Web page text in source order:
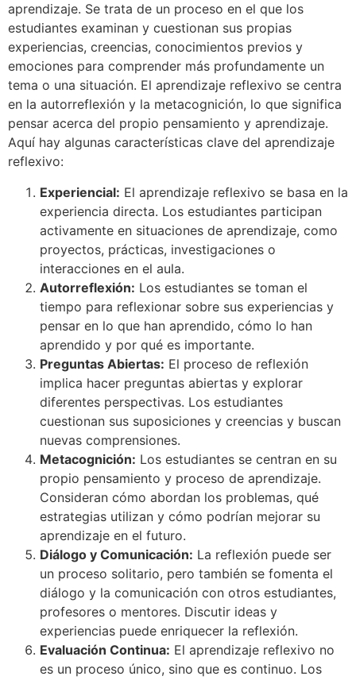
aprendizaje. Se trata de un proceso en el que los
estudiantes examinan y cuestionan sus propias
experiencias, creencias, conocimientos previos y
emociones para comprender más profundamente un
tema o una situación. El aprendizaje reflexivo se centra
en la autorreflexión y la metacognición, lo que significa
pensar acerca del propio pensamiento y aprendizaje.
Aquí hay algunas características clave del aprendizaje
reflexivo:
Experiencial: El aprendizaje reflexivo se basa en la
experiencia directa. Los estudiantes participan
activamente en situaciones de aprendizaje, como
proyectos, prácticas, investigaciones o
interacciones en el aula.
Autorreflexión: Los estudiantes se toman el
tiempo para reflexionar sobre sus experiencias y
pensar en lo que han aprendido, cómo lo han
aprendido y por qué es importante.
Preguntas Abiertas: El proceso de reflexión
implica hacer preguntas abiertas y explorar
diferentes perspectivas. Los estudiantes
cuestionan sus suposiciones y creencias y buscan
nuevas comprensiones.
Metacognición: Los estudiantes se centran en su
propio pensamiento y proceso de aprendizaje.
Consideran cómo abordan los problemas, qué
estrategias utilizan y cómo podrían mejorar su
aprendizaje en el futuro.
Diálogo y Comunicación: La reflexión puede ser
un proceso solitario, pero también se fomenta el
diálogo y la comunicación con otros estudiantes,
profesores o mentores. Discutir ideas y
experiencias puede enriquecer la reflexión.
Evaluación Continua: El aprendizaje reflexivo no
es un proceso único, sino que es continuo. Los